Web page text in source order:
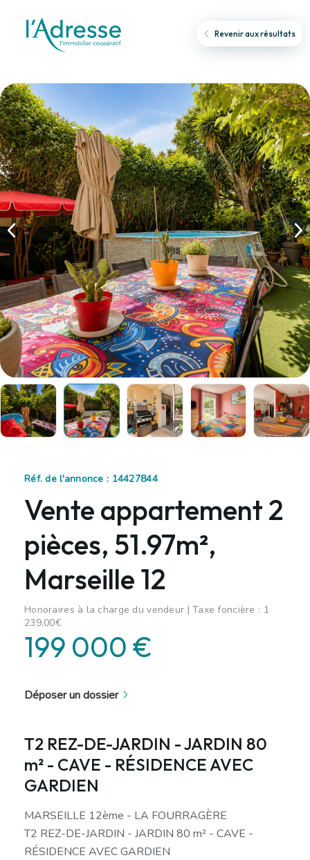
Revenir aux résultats
Réf. de l'annonce : 14427844
Vente appartement 2
pièces, 51.97m²,
Marseille 12
Honoraires à la charge du vendeur | Taxe foncière : 1
239,00€
199 000 €
Déposer un dossier
T2 REZ-DE-JARDIN - JARDIN 80
m² - CAVE - RÉSIDENCE AVEC
GARDIEN
MARSEILLE 12ème - LA FOURRAGÈRE
T2 REZ-DE-JARDIN - JARDIN 80 m² - CAVE -
RÉSIDENCE AVEC GARDIEN